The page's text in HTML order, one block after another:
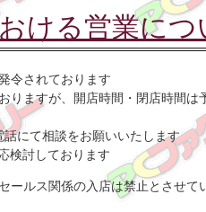
ける営業につ
令されております
りますが、開店時間・閉店時間は
話にて相談をお願いいたします
検討しております
ールス関係の入店は禁止とさせて